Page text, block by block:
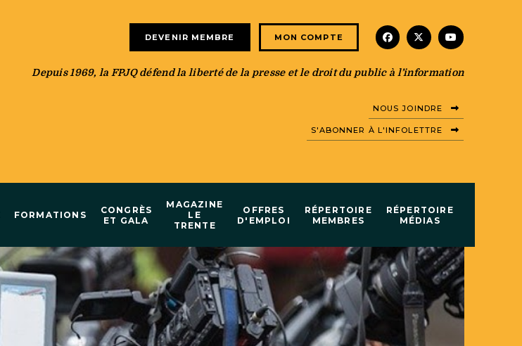
DEVENIR MEMBRE MON COMPTE facebook x-twitter youtube
Depuis 1969, la FPJQ défend la liberté de la presse et le droit du public à l’information
NOUS JOINDRE
S'ABONNER À L'INFOLETTRE
FORMATIONS
CONGRÈS
ET GALA
MAGAZINE
LE
TRENTE
OFFRES
D'EMPLOI
RÉPERTOIRE
MEMBRES
RÉPERTOIRE
MÉDIAS